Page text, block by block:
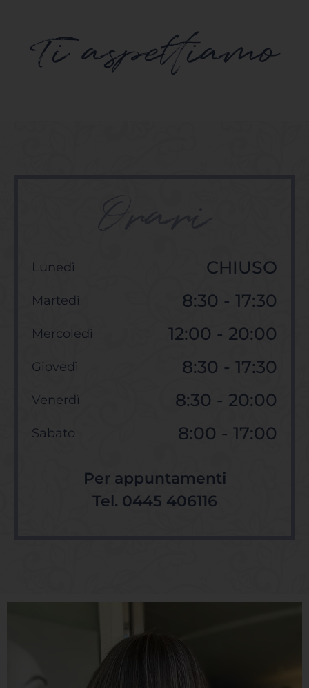
Ti aspettiamo
Lunedì CHIUSO
Martedì 8:30 - 17:30
Mercoledì 12:00 - 20:00
Giovedì 8:30 - 17:30
Venerdì 8:30 - 20:00
Sabato 8:00 - 17:00
Per appuntamenti
Tel. 0445 406116